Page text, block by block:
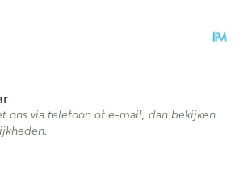
ons via telefoon of e-mail, dan bekijken